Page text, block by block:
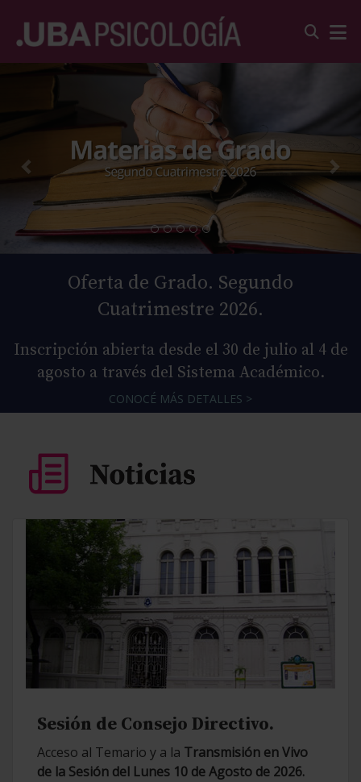
Oferta de Grado. Segundo
Cuatrimestre 2026.
Inscripción abierta desde el 30 de julio al 4 de
agosto a través del Sistema Académico.
CONOCÉ MÁS DETALLES >
Sesión de Consejo Directivo.
Acceso al Temario y a la Transmisión en Vivo
de la Sesión del Lunes 10 de Agosto de 2026.